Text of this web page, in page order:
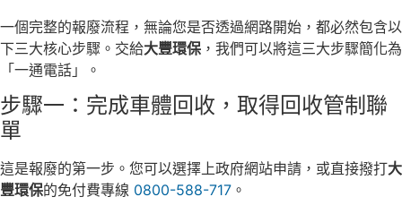
一個完整的報廢流程，無論您是否透過網路開始，都必然包含以
下三大核心步驟。交給大豐環保 ，我們可以將這三大步驟簡化為
「一通電話」。
步驟一：完成車體回收，取得回收管制聯
單
這是報廢的第一步。您可以選擇上政府網站申請，或直接撥打大
豐環保的免付費專線 0800-588-717 。